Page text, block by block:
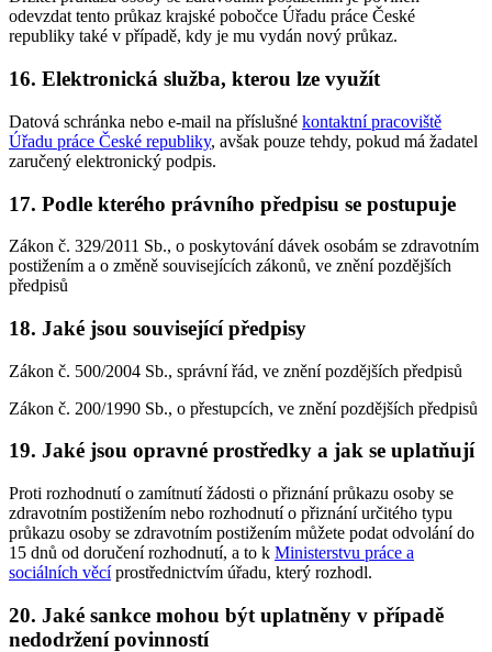
odevzdat tento průkaz krajské pobočce Úřadu práce České
republiky také v případě, kdy je mu vydán nový průkaz.
16. Elektronická služba, kterou lze využít
Datová schránka nebo e-mail na příslušné kontaktní pracoviště
Úřadu práce České republiky, avšak pouze tehdy, pokud má žadatel
zaručený elektronický podpis.
17. Podle kterého právního předpisu se postupuje
Zákon č. 329/2011 Sb., o poskytování dávek osobám se zdravotním
postižením a o změně souvisejících zákonů, ve znění pozdějších
předpisů
18. Jaké jsou související předpisy
Zákon č. 500/2004 Sb., správní řád, ve znění pozdějších předpisů
Zákon č. 200/1990 Sb., o přestupcích, ve znění pozdějších předpisů
19. Jaké jsou opravné prostředky a jak se uplatňují
Proti rozhodnutí o zamítnutí žádosti o přiznání průkazu osoby se
zdravotním postižením nebo rozhodnutí o přiznání určitého typu
průkazu osoby se zdravotním postižením můžete podat odvolání do
15 dnů od doručení rozhodnutí, a to k Ministerstvu práce a
sociálních věcíprostřednictvím úřadu, který rozhodl.
20. Jaké sankce mohou být uplatněny v případě
nedodržení povinností